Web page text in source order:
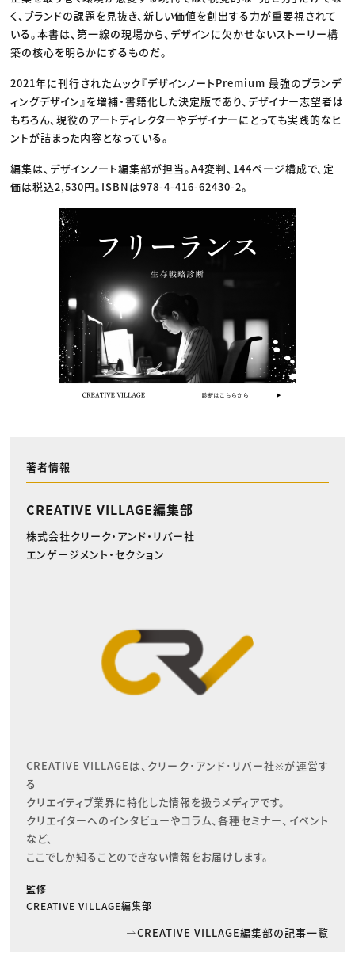
く、ブランドの課題を見抜き、新しい価値を創出する力が重要視されて
いる。本書は、第一線の現場から、デザインに欠かせないストーリー構
築の核心を明らかにするものだ。
2021年に刊行されたムック『デザインノートPremium 最強のブランデ
ィングデザイン』を増補・書籍化した決定版であり、デザイナー志望者は
もちろん、現役のアートディレクターやデザイナーにとっても実践的なヒ
ントが詰まった内容となっている。
編集は、デザインノート編集部が担当。A4変判、144ページ構成で、定
価は税込2,530円。ISBNは978-4-416-62430-2。
著者情報
CREATIVE VILLAGE編集部
株式会社クリーク・アンド・リバー社
エンゲージメント・セクション
CREATIVE VILLAGEは、クリーク･アンド･リバー社※が運営す
る
クリエイティブ業界に特化した情報を扱うメディアです。
クリエイターへのインタビューやコラム、各種セミナー、イベント
など、
ここでしか知ることのできない情報をお届けします。
監修
CREATIVE VILLAGE編集部
CREATIVE VILLAGE編集部の記事一覧